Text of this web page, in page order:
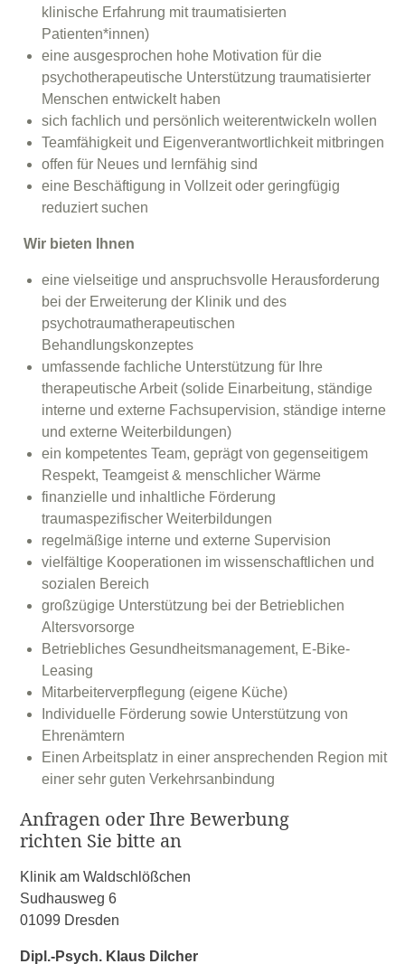
klinische Erfahrung mit traumatisierten
Patienten*innen)
eine ausgesprochen hohe Motivation für die
psychotherapeutische Unterstützung traumatisierter
Menschen entwickelt haben
sich fachlich und persönlich weiterentwickeln wollen
Teamfähigkeit und Eigenverantwortlichkeit mitbringen
offen für Neues und lernfähig sind
eine Beschäftigung in Vollzeit oder geringfügig
reduziert suchen
Wir bieten Ihnen
eine vielseitige und anspruchsvolle Herausforderung
bei der Erweiterung der Klinik und des
psychotraumatherapeutischen
Behandlungskonzeptes
umfassende fachliche Unterstützung für Ihre
therapeutische Arbeit (solide Einarbeitung, ständige
interne und externe Fachsupervision, ständige interne
und externe Weiterbildungen)
ein kompetentes Team, geprägt von gegenseitigem
Respekt, Teamgeist & menschlicher Wärme
finanzielle und inhaltliche Förderung
traumaspezifischer Weiterbildungen
regelmäßige interne und externe Supervision
vielfältige Kooperationen im wissenschaftlichen und
sozialen Bereich
großzügige Unterstützung bei der Betrieblichen
Altersvorsorge
Betriebliches Gesundheitsmanagement, E-Bike-
Leasing
Mitarbeiterverpflegung (eigene Küche)
Individuelle Förderung sowie Unterstützung von
Ehrenämtern
Einen Arbeitsplatz in einer ansprechenden Region mit
einer sehr guten Verkehrsanbindung
Anfragen oder Ihre Bewerbung
richten Sie bitte an
Klinik am Waldschlößchen
Sudhausweg 6
01099 Dresden
Dipl.-Psych. Klaus Dilcher